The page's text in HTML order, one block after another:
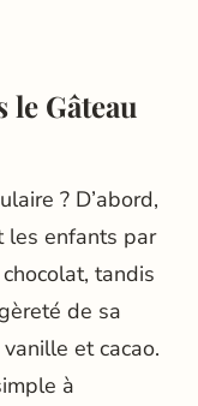
Gâteau
? D’abord,
les enfants par
tandis
de sa
et cacao.
à